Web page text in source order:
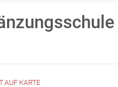
AUF KARTE